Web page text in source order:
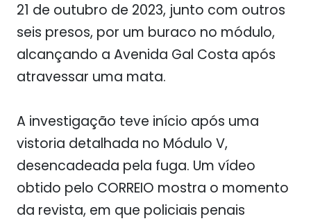
21 de outubro de 2023, junto com outros
seis presos, por um buraco no módulo,
alcançando a Avenida Gal Costa após
atravessar uma mata.
A investigação teve início após uma
vistoria detalhada no Módulo V,
desencadeada pela fuga. Um vídeo
obtido pelo CORREIO mostra o momento
da revista, em que policiais penais